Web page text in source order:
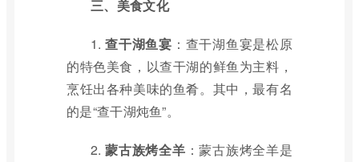
三、美食文化
1.查干湖鱼宴 ：查干湖鱼宴是松原
的特色美食，以查干湖的鲜鱼为主料，
烹饪出各种美味的鱼肴。其中，最有名
的是“查干湖炖鱼”。
2.蒙古族烤全羊 ：蒙古族烤全羊是